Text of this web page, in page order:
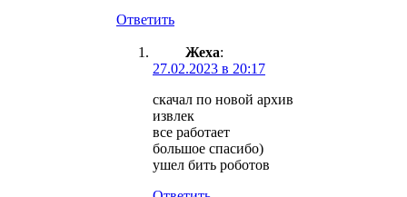
Ответить
Жеха:
27.02.2023 в 20:17
скачал по новой архив
извлек
все работает
большое спасибо)
ушел бить роботов